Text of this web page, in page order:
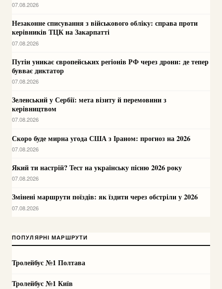
07.08.2026
Незаконне списування з військового обліку: справа проти
керівників ТЦК на Закарпатті
07.08.2026
Путін уникає європейських регіонів РФ через дрони: де тепер
бувває диктатор
07.08.2026
Зеленський у Сербії: мета візиту й перемовини з
керівництвом
07.08.2026
Скоро буде мирна угода США з Іраном: прогноз на 2026
07.08.2026
Який ти настрій? Тест на українську пісню 2026 року
07.08.2026
Змінені маршрути поїздів: як їздити через обстріли у 2026
07.08.2026
ПОПУЛЯРНІ МАРШРУТИ
Тролейбус №1 Полтава
Тролейбус №1 Київ